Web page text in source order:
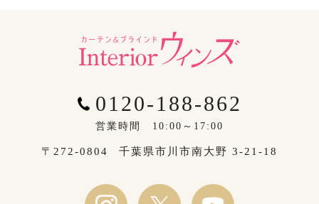
0120-188-862
営業時間 10:00～17:00
〒272-0804 千葉県市川市南大野 3-21-18